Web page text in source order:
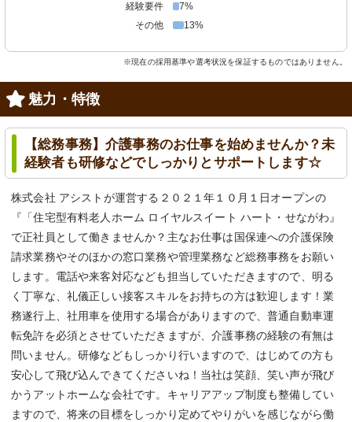
経験要件
7%
その他
13%
※現在の採用基準や選考状況を保証するものではありません。
魅力・特徴
【総務事務】介護事務のお仕事を始めませんか？未
経験者も研修などでしっかりとサポートします☆
株式会社 アシストが運営する２０２１年１０月１日オープンの
『「住宅型有料老人ホーム ロイヤルスイート ハート・せながわ』
で正社員として働きませんか？主なお仕事は国保連への介護保険
請求業務やそのほかの窓口業務や管理業務など総務事務をお願い
します。電話や来客対応なども担当していただきますので、明る
く丁寧な、礼儀正しい接客スキルをお持ちの方は歓迎します！業
務遂行上、社用車を使用する場合がありますので、普通自動車運
転免許を必須とさせていただきますが、介護事務の経験の有無は
問いません。研修などもしっかり行いますので、はじめての方も
安心して飛び込んできてくださいね！当社は笑顔、笑い声が飛び
かうアットホームな会社です。キャリアアップ制度も整備してい
ますので、将来の目標をしっかり定めてやりがいを感じながら働